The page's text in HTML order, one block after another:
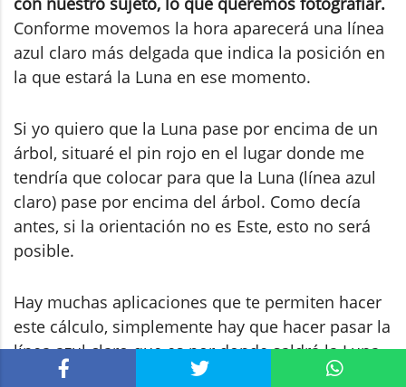
Conforme movemos la hora aparecerá una línea
azul claro más delgada que indica la posición en
la que estará la Luna en ese momento.
Si yo quiero que la Luna pase por encima de un
árbol, situaré el pin rojo en el lugar donde me
tendría que colocar para que la Luna (línea azul
claro) pase por encima del árbol. Como decía
antes, si la orientación no es Este, esto no será
posible.
Hay muchas aplicaciones que te permiten hacer
este cálculo, simplemente hay que hacer pasar la
línea azul claro que es por donde saldrá la Luna
por el punto donde estará nuestro sujeto.